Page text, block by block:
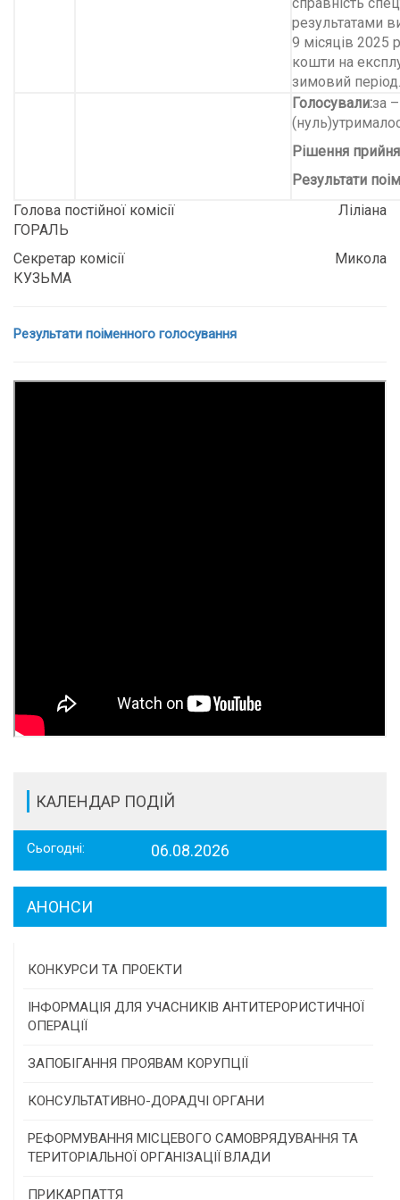
результатами
9 місяців 2025
кошти на
зимовий період.
Голосували:за
Рішення
Результати
Голова постійної комісії Ліліана
ГОРАЛЬ
Секретар комісії Микола
КУЗЬМА
Результати поіменного голосування
КАЛЕНДАР ПОДІЙ
Сьогодні: 06.08.2026
АНОНСИ
КОНКУРСИ ТА ПРОЕКТИ
Конкурс проектів та програм місцевого
самоврядування
Конкурс інститутів громадянського суспільства
Програми/конкурси МТД
ІНФОРМАЦІЯ ДЛЯ УЧАСНИКІВ АНТИТЕРОРИСТИЧНОЇ
ОПЕРАЦІЇ
ЗАПОБІГАННЯ ПРОЯВАМ КОРУПЦІЇ
КОНСУЛЬТАТИВНО-ДОРАДЧІ ОРГАНИ
Консультативна рада
РЕФОРМУВАННЯ МІСЦЕВОГО САМОВРЯДУВАННЯ ТА
ТЕРИТОРІАЛЬНОЇ ОРГАНІЗАЦІЇ ВЛАДИ
ПРИКАРПАТТЯ